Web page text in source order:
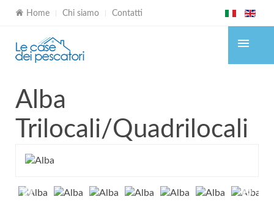
Home Chi siamo Contatti
Alba
Trilocali/Quadrilocali